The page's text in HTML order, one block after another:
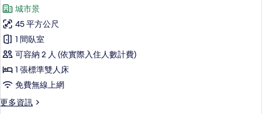
相
片
詳
情
套
房
(Sakyo)
的
所
有
相
城市景
45 平方公尺
1 間臥室
可容納 2 人 (依實際入住人數計費)
1 張標準雙人床
免費無線上網
更多資訊
更